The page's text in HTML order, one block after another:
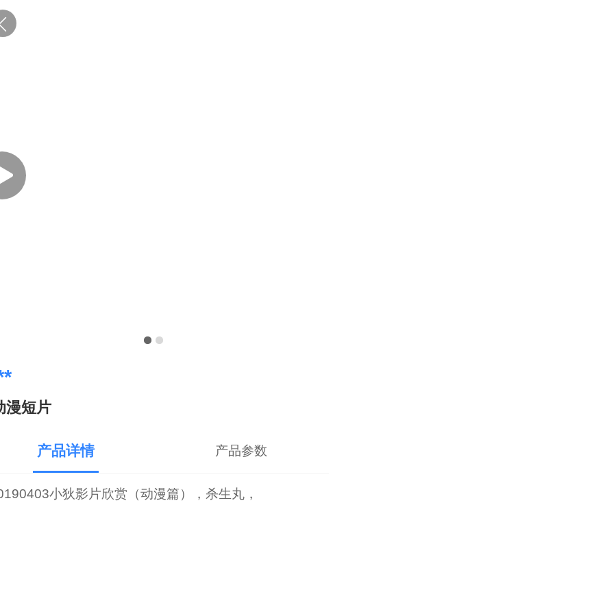
漫短片
产品详情 产品参数
小狄影片欣赏（动漫篇），杀生丸，